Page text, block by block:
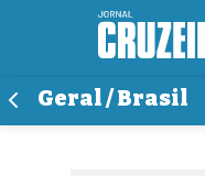
Geral / Brasil